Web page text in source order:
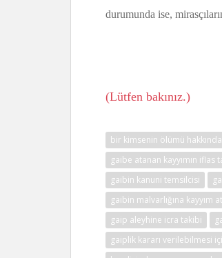
durumunda ise,
(Lütfen bakınız.)
bir kimsenin ölümü
gaibe atanan kayyımın iflas
gaibin kanuni temsilcisi
gaibin malvarlığına kayyım
gaip aleyhine icra takibi
gaiplik kararı verilebilmesi